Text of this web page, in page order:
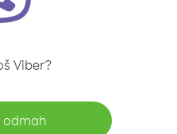
Viber?
odmah